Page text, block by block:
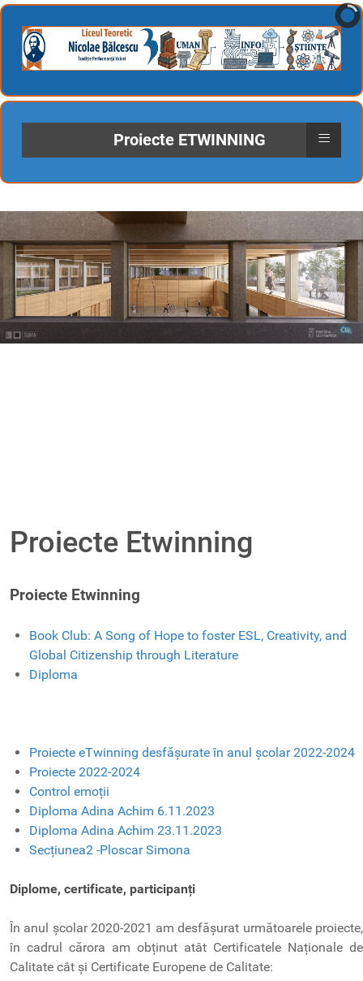
Proiecte ETWINNING ≡
Proiecte Etwinning
Proiecte Etwinning
Book Club: A Song of Hope to foster ESL, Creativity, and
Global Citizenship through Literature
Diploma
Proiecte eTwinning desfășurate în anul școlar 2022-2024
Proiecte 2022-2024
Control emoții
Diploma Adina Achim 6.11.2023
Diploma Adina Achim 23.11.2023
Secțiunea2 -Ploscar Simona
Diplome, certificate, participanți
În anul școlar 2020-2021 am desfășurat următoarele proiecte,
în cadrul cărora am obținut atât Certificatele Naționale de
Calitate cât și Certificate Europene de Calitate: